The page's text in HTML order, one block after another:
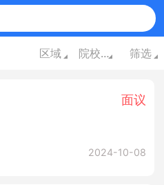
区域 院校/中专职校类 筛选
面议
2024-10-08